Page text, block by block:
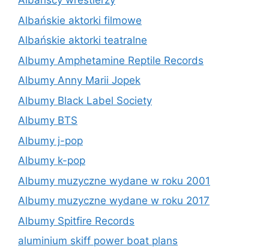
Albańskie aktorki filmowe
Albańskie aktorki teatralne
Albumy Amphetamine Reptile Records
Albumy Anny Marii Jopek
Albumy Black Label Society
Albumy BTS
Albumy j-pop
Albumy k-pop
Albumy muzyczne wydane w roku 2001
Albumy muzyczne wydane w roku 2017
Albumy Spitfire Records
aluminium skiff power boat plans